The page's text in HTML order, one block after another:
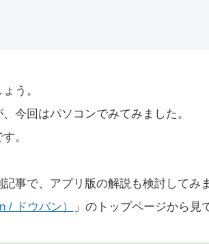
う。
今回はパソコンでみてみました。
。
事で、アプリ版の解説も検討してみま
/ ドウバン） 」のトップページから見